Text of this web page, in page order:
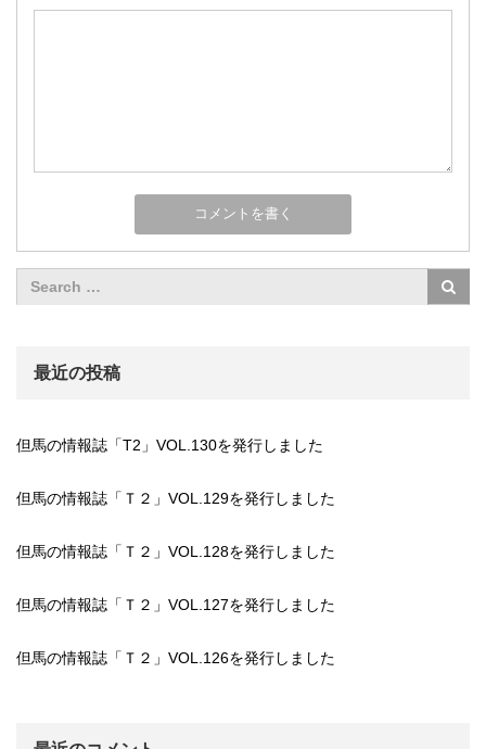
最近の投稿
但馬の情報誌「T2」VOL.130を発行しました
但馬の情報誌「Ｔ２」VOL.129を発行しました
但馬の情報誌「Ｔ２」VOL.128を発行しました
但馬の情報誌「Ｔ２」VOL.127を発行しました
但馬の情報誌「Ｔ２」VOL.126を発行しました